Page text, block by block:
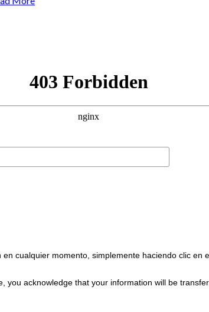
cualquier momento, simplemente haciendo clic
acknowledge that your information will be